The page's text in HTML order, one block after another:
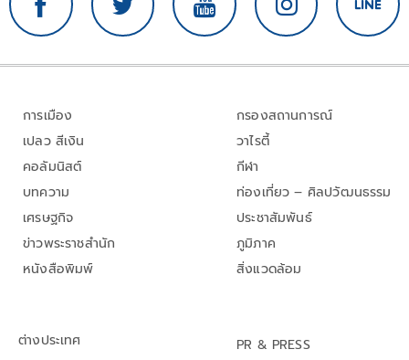
การเมือง
เปลว สีเงิน
คอลัมนิสต์
บทความ
เศรษฐกิจ
ข่าวพระราชสำนัก
หนังสือพิมพ์
กรองสถานการณ์
วาไรตี้
กีฬา
ท่องเที่ยว – ศิลปวัฒนธรรม
ประชาสัมพันธ์
ภูมิภาค
สิ่งแวดล้อม
ต่างประเทศ
PR & PRESS